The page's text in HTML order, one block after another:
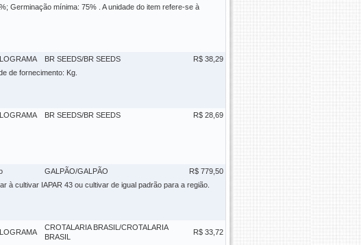
Germinação mínima: 75% . A unidade do item refere-se à
BR SEEDS/BR SEEDS
R$ 38,29
de fornecimento: Kg.
BR SEEDS/BR SEEDS
R$ 28,69
GALPÃO/GALPÃO
R$ 779,50
à cultivar IAPAR 43 ou cultivar de igual padrão para a região.
CROTALARIA BRASIL/CROTALARIA
BRASIL
R$ 33,72